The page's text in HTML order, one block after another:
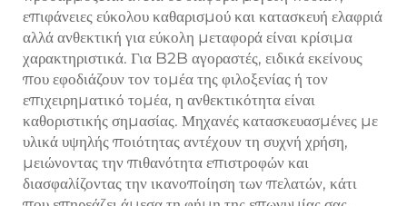
επιφάνειες εύκολου καθαρισμού και κατασκευή ελαφριά
αλλά ανθεκτική για εύκολη μεταφορά είναι κρίσιμα
χαρακτηριστικά. Για B2B αγοραστές, ειδικά εκείνους
που εφοδιάζουν τον τομέα της φιλοξενίας ή τον
επιχειρηματικό τομέα, η ανθεκτικότητα είναι
καθοριστικής σημασίας. Μηχανές κατασκευασμένες με
υλικά υψηλής ποιότητας αντέχουν τη συχνή χρήση,
μειώνοντας την πιθανότητα επιστροφών και
διασφαλίζοντας την ικανοποίηση των πελατών, κάτι